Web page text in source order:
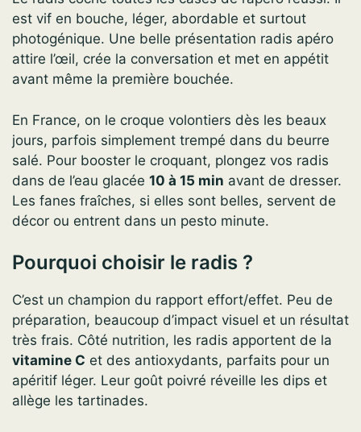
est vif en bouche, léger, abordable et surtout
photogénique. Une belle présentation radis apéro
attire l’œil, crée la conversation et met en appétit
avant même la première bouchée.
En France, on le croque volontiers dès les beaux
jours, parfois simplement trempé dans du beurre
salé. Pour booster le croquant, plongez vos radis
dans de l’eau glacée 10 à 15 min avant de dresser.
Les fanes fraîches, si elles sont belles, servent de
décor ou entrent dans un pesto minute.
Pourquoi choisir le radis ?
C’est un champion du rapport effort/effet. Peu de
préparation, beaucoup d’impact visuel et un résultat
très frais. Côté nutrition, les radis apportent de la
vitamine C et des antioxydants, parfaits pour un
apéritif léger. Leur goût poivré réveille les dips et
allège les tartinades.